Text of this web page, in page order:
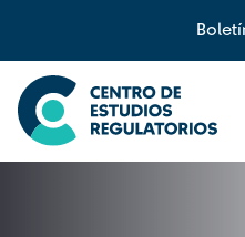
Búsqueda
Seleccione país